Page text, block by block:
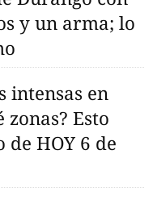
y un arma; lo
intensas en
Esto
HOY 6 de